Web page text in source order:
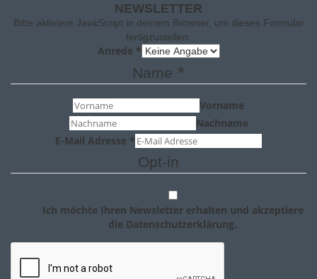
NEWSLETTER
Bitte aktiviere JavaScript in deinem Browser, um dieses Formular
fertigzustellen.
Anrede *
Name *
Vorname
Nachname
E-Mail Adresse *
Opt-in
Ich möchte Ihren Newsletter erhalten und akzeptiere
die Datenschutzerklärung.